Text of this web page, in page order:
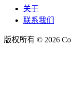
关于
联系我们
版权所有 © 2026